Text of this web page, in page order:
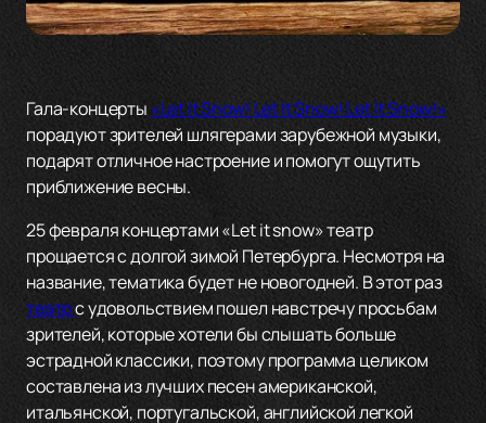
Гала-концерты «Let It Snow! Let It Snow! Let It Snow!»
порадуют зрителей шлягерами зарубежной музыки,
подарят отличное настроение и помогут ощутить
приближение весны.
25 февраля концертами «Let it snow» театр
прощается с долгой зимой Петербурга. Несмотря на
название, тематика будет не новогодней. В этот раз
театрс удовольствием пошел навстречу просьбам
зрителей, которые хотели бы слышать больше
эстрадной классики, поэтому программа целиком
составлена из лучших песен американской,
итальянской, португальской, английской легкой